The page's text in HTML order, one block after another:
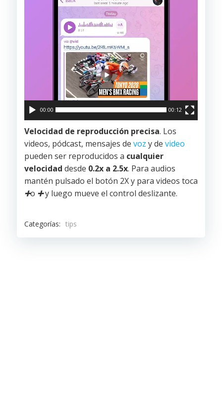
00:00 00:12
Velocidad de reproducción precisa. Los
videos, pódcast, mensajes de voz y de video
pueden ser reproducidos a cualquier
velocidad desde 0.2x a 2.5x. Para audios
mantén pulsado el botón 2X y para videos toca
➕o ➕y luego mueve el control deslizante.
Categorías: tips